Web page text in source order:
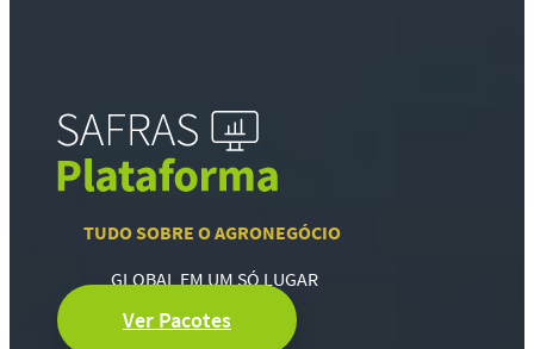
TUDO SOBRE O AGRONEGÓCIO
GLOBAL EM UM SÓ LUGAR
Ver Pacotes